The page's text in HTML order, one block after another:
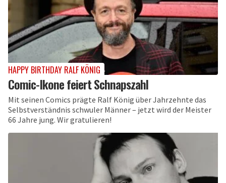
HAPPY BIRTHDAY RALF KÖNIG
Comic-Ikone feiert Schnapszahl
Mit seinen Comics prägte Ralf König über Jahrzehnte das
Selbstverständnis schwuler Männer – jetzt wird der Meister
66 Jahre jung. Wir gratulieren!